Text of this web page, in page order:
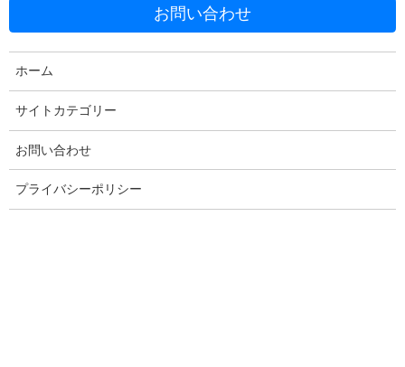
Facebook X Bluesky
Threads
Copy
コメントを残す
お問い合わせ
ホーム
サイトカテゴリー
お問い合わせ
プライバシーポリシー